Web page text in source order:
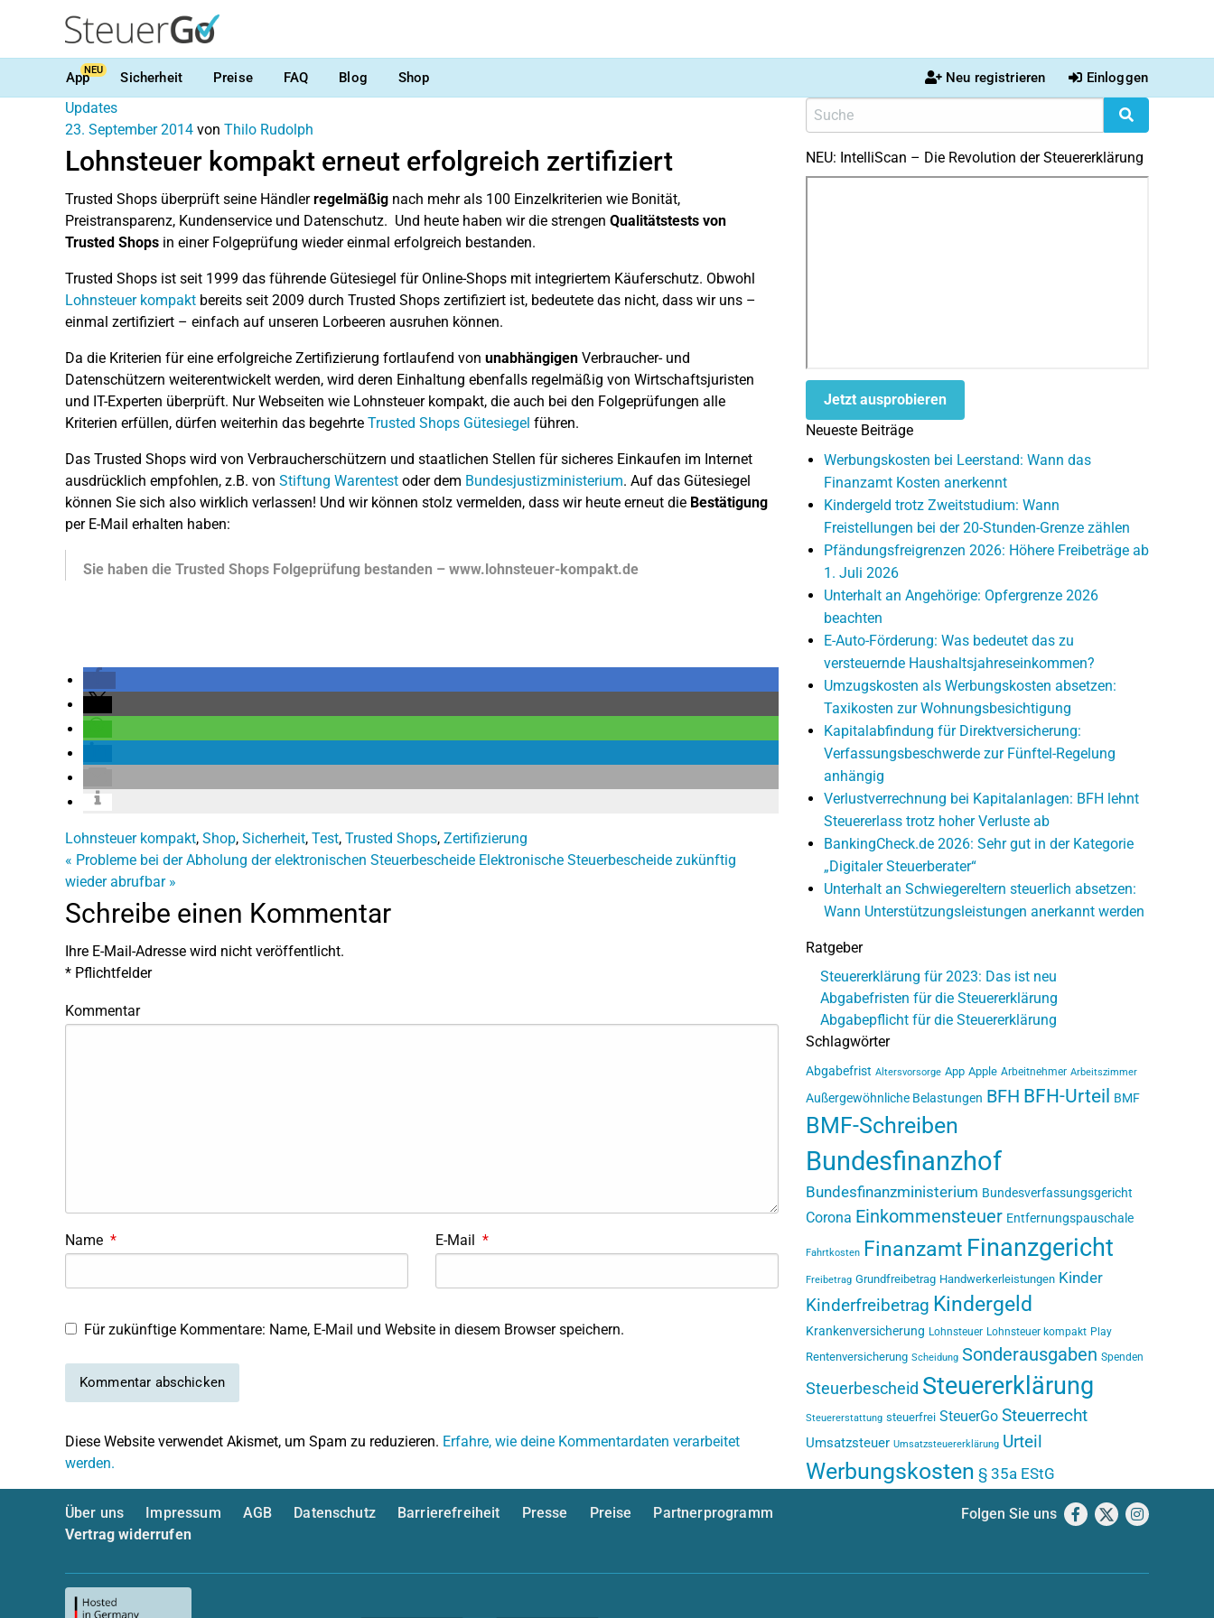
AppNEU Sicherheit Preise FAQ Blog Shop Neu registrieren Einloggen
Updates
23. September 2014 von Thilo Rudolph
Lohnsteuer kompakt erneut erfolgreich zertifiziert
Trusted Shops überprüft seine Händlerregelmäßig nach mehr als 100 Einzelkriterien wie Bonität,
Preistransparenz, Kundenservice und Datenschutz. Und heute haben wir die strengen Qualitätstests von
Trusted Shops in einer Folgeprüfung wieder einmal erfolgreich bestanden.
Trusted Shops ist seit 1999 das führende Gütesiegel für Online-Shops mit integriertem Käuferschutz. Obwohl
Lohnsteuer kompakt bereits seit 2009 durch Trusted Shops zertifiziert ist, bedeutete das nicht, dass wir uns –
einmal zertifiziert – einfach auf unseren Lorbeeren ausruhen können.
Da die Kriterien für eine erfolgreiche Zertifizierung fortlaufend von unabhängigen Verbraucher- und
Datenschützern weiterentwickelt werden, wird deren Einhaltung ebenfalls regelmäßig von Wirtschaftsjuristen
und IT-Experten überprüft. Nur Webseiten wie Lohnsteuer kompakt, die auch bei den Folgeprüfungen alle
Kriterien erfüllen, dürfen weiterhin das begehrte Trusted Shops Gütesiegel führen.
Das Trusted Shops wird von Verbraucherschützern und staatlichen Stellen für sicheres Einkaufen im Internet
ausdrücklich empfohlen, z.B. von Stiftung Warentest oder dem Bundesjustizministerium. Auf das Gütesiegel
können Sie sich also wirklich verlassen! Und wir können stolz vermelden, dass wir heute erneut die Bestätigung
per E-Mail erhalten haben:
Sie haben die Trusted Shops Folgeprüfung bestanden – www.lohnsteuer-kompakt.de
Lohnsteuer kompakt, Shop, Sicherheit, Test, Trusted Shops, Zertifizierung
« Probleme bei der Abholung der elektronischen Steuerbescheide Elektronische Steuerbescheide zukünftig
wieder abrufbar »
Schreibe einen Kommentar
Ihre E-Mail-Adresse wird nicht veröffentlicht.
* Pflichtfelder
Kommentar
Name * E-Mail *
Für zukünftige Kommentare: Name, E-Mail und Website in diesem Browser speichern.
Diese Website verwendet Akismet, um Spam zu reduzieren. Erfahre, wie deine Kommentardaten verarbeitet
werden.
NEU: IntelliScan – Die Revolution der Steuererklärung
Jetzt ausprobieren
Neueste Beiträge
Werbungskosten bei Leerstand: Wann das
Finanzamt Kosten anerkennt
Kindergeld trotz Zweitstudium: Wann
Freistellungen bei der 20-Stunden-Grenze zählen
Pfändungsfreigrenzen 2026: Höhere Freibeträge ab
1. Juli 2026
Unterhalt an Angehörige: Opfergrenze 2026
beachten
E-Auto-Förderung: Was bedeutet das zu
versteuernde Haushaltsjahreseinkommen?
Umzugskosten als Werbungskosten absetzen:
Taxikosten zur Wohnungsbesichtigung
Kapitalabfindung für Direktversicherung:
Verfassungsbeschwerde zur Fünftel-Regelung
anhängig
Verlustverrechnung bei Kapitalanlagen: BFH lehnt
Steuererlass trotz hoher Verluste ab
BankingCheck.de 2026: Sehr gut in der Kategorie
„Digitaler Steuerberater“
Unterhalt an Schwiegereltern steuerlich absetzen:
Wann Unterstützungsleistungen anerkannt werden
Ratgeber
Steuererklärung für 2023: Das ist neu
Abgabefristen für die Steuererklärung
Abgabepflicht für die Steuererklärung
Schlagwörter
Abgabefrist Altersvorsorge App Apple Arbeitnehmer Arbeitszimmer
Außergewöhnliche Belastungen BFH BFH-Urteil BMF
BMF-Schreiben
Bundesfinanzhof
Bundesfinanzministerium Bundesverfassungsgericht
Corona Einkommensteuer Entfernungspauschale
Fahrtkosten Finanzamt Finanzgericht
Freibetrag Grundfreibetrag Handwerkerleistungen Kinder
Kinderfreibetrag Kindergeld
Krankenversicherung Lohnsteuer Lohnsteuer kompakt Play
Rentenversicherung Scheidung Sonderausgaben Spenden
Steuerbescheid Steuererklärung
Steuererstattung steuerfrei SteuerGo Steuerrecht
Umsatzsteuer Umsatzsteuererklärung Urteil
Werbungskosten § 35a EStG
Über uns Impressum AGB Datenschutz Barrierefreiheit Presse Preise
Partnerprogramm
Vertrag widerrufen
Folgen Sie uns Facebook
X Instagram